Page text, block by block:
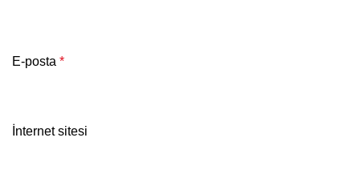
E-posta *
İnternet sitesi